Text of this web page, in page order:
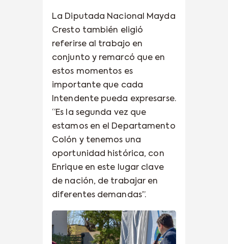
La Diputada Nacional Mayda
Cresto también eligió
referirse al trabajo en
conjunto y remarcó que en
estos momentos es
importante que cada
Intendente pueda expresarse.
“Es la segunda vez que
estamos en el Departamento
Colón y tenemos una
oportunidad histórica, con
Enrique en este lugar clave
de nación, de trabajar en
diferentes demandas”.